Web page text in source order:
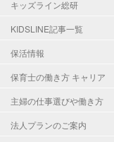
キッズライン総研
KIDSLINE記事一覧
保活情報
保育士の働き方 キャリア
主婦の仕事選びや働き方
法人プランのご案内